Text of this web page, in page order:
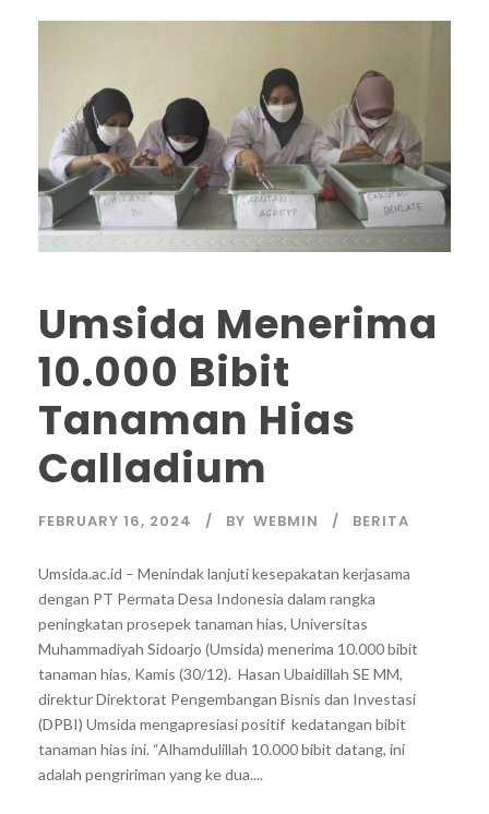
Umsida Menerima
10.000 Bibit
Tanaman Hias
Calladium
FEBRUARY 16, 2024 BY WEBMIN BERITA
Umsida.ac.id – Menindak lanjuti kesepakatan kerjasama
dengan PT Permata Desa Indonesia dalam rangka
peningkatan prosepek tanaman hias, Universitas
Muhammadiyah Sidoarjo (Umsida) menerima 10.000 bibit
tanaman hias, Kamis (30/12). Hasan Ubaidillah SE MM,
direktur Direktorat Pengembangan Bisnis dan Investasi
(DPBI) Umsida mengapresiasi positif kedatangan bibit
tanaman hias ini. “Alhamdulillah 10.000 bibit datang, ini
adalah pengririman yang ke dua....